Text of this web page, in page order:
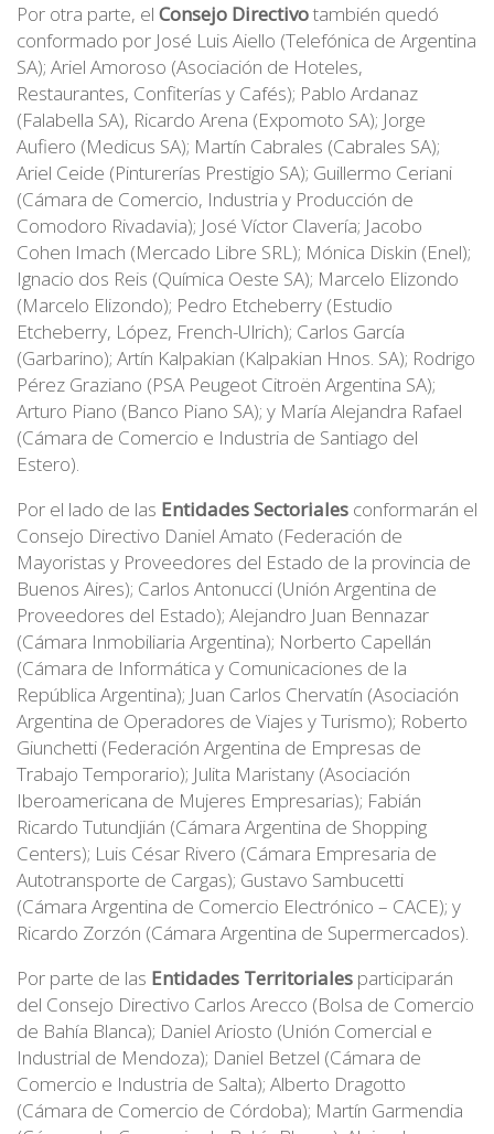
Por otra parte, el Consejo Directivotambién quedó
conformado por José Luis Aiello (Telefónica de Argentina
SA); Ariel Amoroso (Asociación de Hoteles,
Restaurantes, Confiterías y Cafés); Pablo Ardanaz
(Falabella SA), Ricardo Arena (Expomoto SA); Jorge
Aufiero (Medicus SA); Martín Cabrales (Cabrales SA);
Ariel Ceide (Pinturerías Prestigio SA); Guillermo Ceriani
(Cámara de Comercio, Industria y Producción de
Comodoro Rivadavia); José Víctor Clavería; Jacobo
Cohen Imach (Mercado Libre SRL); Mónica Diskin (Enel);
Ignacio dos Reis (Química Oeste SA); Marcelo Elizondo
(Marcelo Elizondo); Pedro Etcheberry (Estudio
Etcheberry, López, French-Ulrich); Carlos García
(Garbarino); Artín Kalpakian (Kalpakian Hnos. SA); Rodrigo
Pérez Graziano (PSA Peugeot Citroën Argentina SA);
Arturo Piano (Banco Piano SA); y María Alejandra Rafael
(Cámara de Comercio e Industria de Santiago del
Estero).
Por el lado de las Entidades Sectoriales conformarán el
Consejo Directivo Daniel Amato (Federación de
Mayoristas y Proveedores del Estado de la provincia de
Buenos Aires); Carlos Antonucci (Unión Argentina de
Proveedores del Estado); Alejandro Juan Bennazar
(Cámara Inmobiliaria Argentina); Norberto Capellán
(Cámara de Informática y Comunicaciones de la
República Argentina); Juan Carlos Chervatín (Asociación
Argentina de Operadores de Viajes y Turismo); Roberto
Giunchetti (Federación Argentina de Empresas de
Trabajo Temporario); Julita Maristany (Asociación
Iberoamericana de Mujeres Empresarias); Fabián
Ricardo Tutundjián (Cámara Argentina de Shopping
Centers); Luis César Rivero (Cámara Empresaria de
Autotransporte de Cargas); Gustavo Sambucetti
(Cámara Argentina de Comercio Electrónico – CACE); y
Ricardo Zorzón (Cámara Argentina de Supermercados).
Por parte de las Entidades Territoriales participarán
del Consejo Directivo Carlos Arecco (Bolsa de Comercio
de Bahía Blanca); Daniel Ariosto (Unión Comercial e
Industrial de Mendoza); Daniel Betzel (Cámara de
Comercio e Industria de Salta); Alberto Dragotto
(Cámara de Comercio de Córdoba); Martín Garmendia